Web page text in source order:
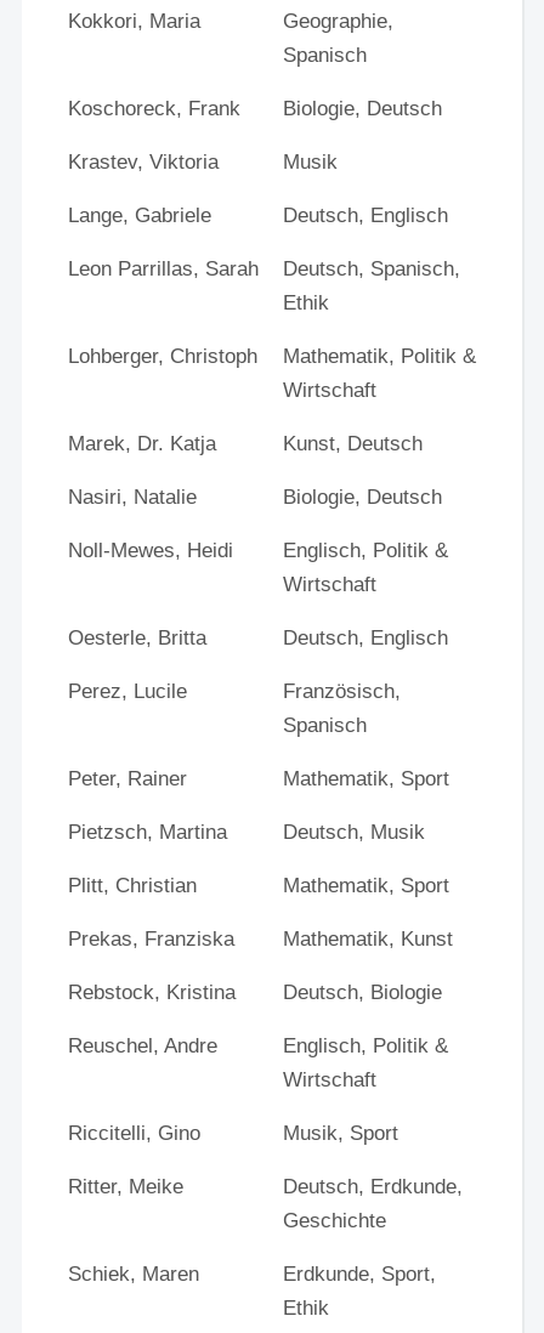
Kokkori, Maria
Geographie,
Spanisch
Koschoreck, Frank Biologie, Deutsch
Krastev, Viktoria Musik
Lange, Gabriele Deutsch, Englisch
Leon Parrillas, Sarah
Deutsch, Spanisch,
Ethik
Lohberger, Christoph
Mathematik, Politik &
Wirtschaft
Marek, Dr. Katja Kunst, Deutsch
Nasiri, Natalie Biologie, Deutsch
Noll-Mewes, Heidi
Englisch, Politik &
Wirtschaft
Oesterle, Britta Deutsch, Englisch
Perez, Lucile
Französisch,
Spanisch
Peter, Rainer Mathematik, Sport
Pietzsch, Martina Deutsch, Musik
Plitt, Christian Mathematik, Sport
Prekas, Franziska Mathematik, Kunst
Rebstock, Kristina Deutsch, Biologie
Reuschel, Andre
Englisch, Politik &
Wirtschaft
Riccitelli, Gino Musik, Sport
Ritter, Meike
Deutsch, Erdkunde,
Geschichte
Schiek, Maren
Erdkunde, Sport,
Ethik